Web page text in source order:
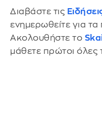
Διαβάστε τις
ενημερωθείτε για
Ακολουθήστε το
μάθετε πρώτοι όλες